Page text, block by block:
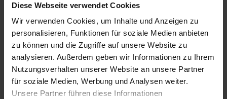
Diese Webseite verwendet Cookies
Wir verwenden Cookies, um Inhalte und Anzeigen zu
personalisieren, Funktionen für soziale Medien anbieten
zu können und die Zugriffe auf unsere Website zu
analysieren. Außerdem geben wir Informationen zu Ihrem
Nutzungsverhalten unserer Website an unsere Partner
für soziale Medien, Werbung und Analysen weiter.
Unsere Partner führen diese Informationen